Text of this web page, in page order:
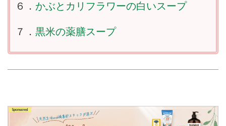
６． かぶとカリフラワーの白いスープ
７． 黒米の薬膳スープ